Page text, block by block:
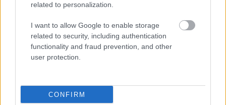
related to personalization.
I want to allow Google to enable storage
related to security, including authentication
functionality and fraud prevention, and other
user protection.
CONFIRM
Még az Xbox új vezetője szerint
sem megérős már a Game Pass
2026 április 13. 21:23
Asha Sharma is azt küldte körbe a kollégáknak,